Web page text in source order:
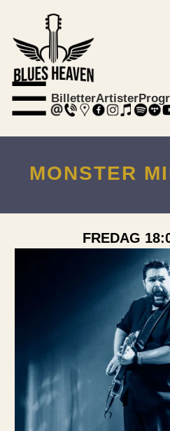
☰ BilletterArtister
MONSTER
FREDAG